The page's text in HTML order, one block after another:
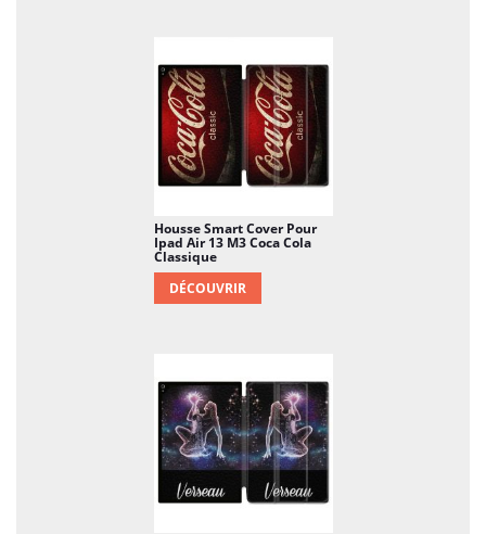
Housse Smart Cover Pour
Ipad Air 13 M3 Coca Cola
Classique
DÉCOUVRIR